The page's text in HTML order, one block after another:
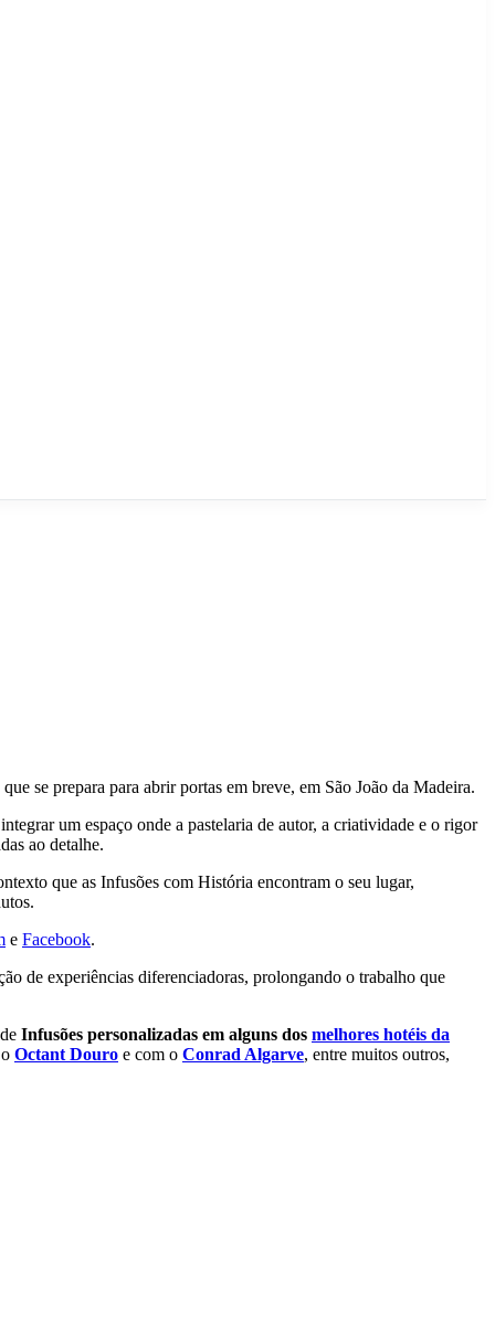
se prepara para abrir portas em breve, em São João da Madeira.
um espaço onde a pastelaria de autor, a criatividade e o rigor
ao detalhe.
que as Infusões com História encontram o seu lugar,
e Facebook.
de experiências diferenciadoras, prolongando o trabalho que
Infusões personalizadas em alguns dos melhores hotéis da
Octant Douro e com o Conrad Algarve, entre muitos outros,